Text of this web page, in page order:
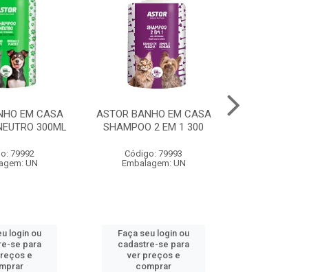
EM CASA
300ML
79992
UN
login ou
se para
e
ASTOR BANHO EM CASA
SHAMPOO 2 EM 1 300
Código: 79993
Embalagem: UN
Faça seu login ou
cadastre-se para
ver preços e
comprar